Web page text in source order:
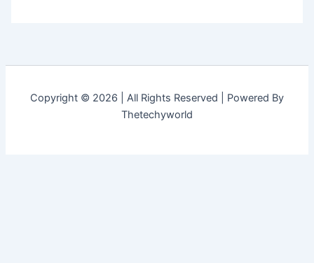
Copyright © 2026 | All Rights Reserved | Powered By
Thetechyworld